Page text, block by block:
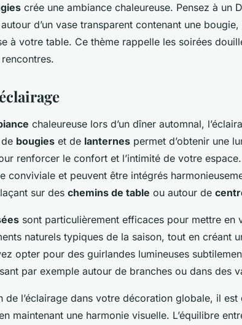
crée une ambiance chaleureuse. Pensez à un
d’un vase transparent contenant une
à votre table. Ce thème rappelle les soirées
chaleureuse lors d’un dîner automnal,
bougies et de lanternes permet d’obtenir une
renforcer le confort et l’intimité de votre
conviviale et peuvent être intégrés
sur des chemins de table ou autour de
sont particulièrement efficaces pour mettre en
naturels typiques de la saison, tout en créant
opter pour des guirlandes lumineuses
par exemple autour de branches ou dans des
de l’éclairage dans votre décoration globale, il
maintenant une harmonie visuelle. L’équilibre